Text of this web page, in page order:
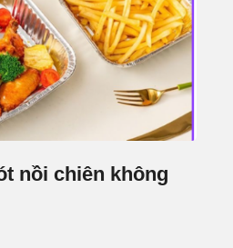
nồi chiên không